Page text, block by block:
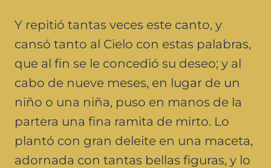
Y repitió tantas veces este canto, y
cansó tanto al Cielo con estas palabras,
que al fin se le concedió su deseo; y al
cabo de nueve meses, en lugar de un
niño o una niña, puso en manos de la
partera una fina ramita de mirto. Lo
plantó con gran deleite en una maceta,
adornada con tantas bellas figuras, y lo